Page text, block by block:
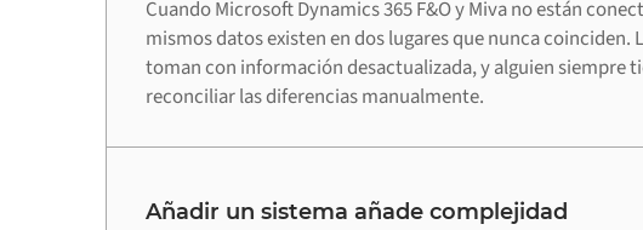
Cuando Microsoft Dynamics 365 F&O y Miva no están
mismos datos existen en dos lugares que nunca coinciden.
toman con información desactualizada, y alguien siempre
reconciliar las diferencias manualmente.
Añadir un sistema añade complejidad